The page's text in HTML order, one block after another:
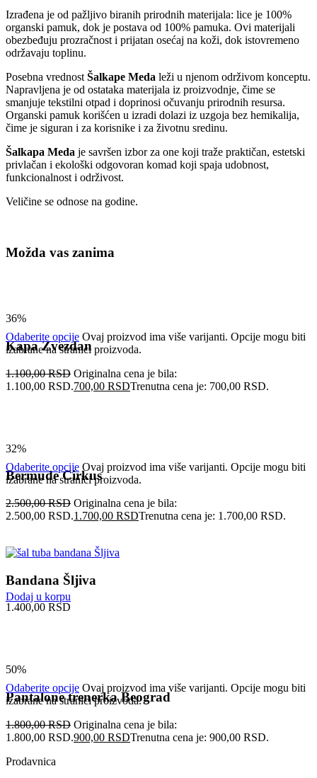
Izrađena je od pažljivo biranih prirodnih materijala: lice je 100%
organski pamuk, dok je postava od 100% pamuka. Ovi materijali
obezbeđuju prozračnost i prijatan osećaj na koži, dok istovremeno
održavaju toplinu.
Posebna vrednost Šalkape Meda leži u njenom održivom konceptu.
Napravljena je od ostataka materijala iz proizvodnje, čime se
smanjuje tekstilni otpad i doprinosi očuvanju prirodnih resursa.
Organski pamuk korišćen u izradi dolazi iz uzgoja bez hemikalija,
čime je siguran i za korisnike i za životnu sredinu.
Šalkapa Meda je savršen izbor za one koji traže praktičan, estetski
privlačan i ekološki odgovoran komad koji spaja udobnost,
funkcionalnost i održivost.
Veličine se odnose na godine.
Možda vas zanima
Odaberite opcije Ovaj proizvod ima više varijanti. Opcije mogu biti
izabrane na stranici proizvoda.
36%
Kapa Zvezdan
1.100,00RSD Originalna cena je bila:
1.100,00 RSD.700,00 RSDTrenutna cena je: 700,00 RSD.
Odaberite opcije Ovaj proizvod ima više varijanti. Opcije mogu biti
izabrane na stranici proizvoda.
32%
Bermude Cirkus
2.500,00RSD Originalna cena je bila:
2.500,00 RSD.1.700,00 RSDTrenutna cena je: 1.700,00 RSD.
Dodaj u korpu
Bandana Šljiva
1.400,00 RSD
Odaberite opcije Ovaj proizvod ima više varijanti. Opcije mogu biti
izabrane na stranici proizvoda.
50%
Pantalone trenerka Beograd
1.800,00RSD Originalna cena je bila:
1.800,00 RSD.900,00 RSDTrenutna cena je: 900,00 RSD.
Prodavnica